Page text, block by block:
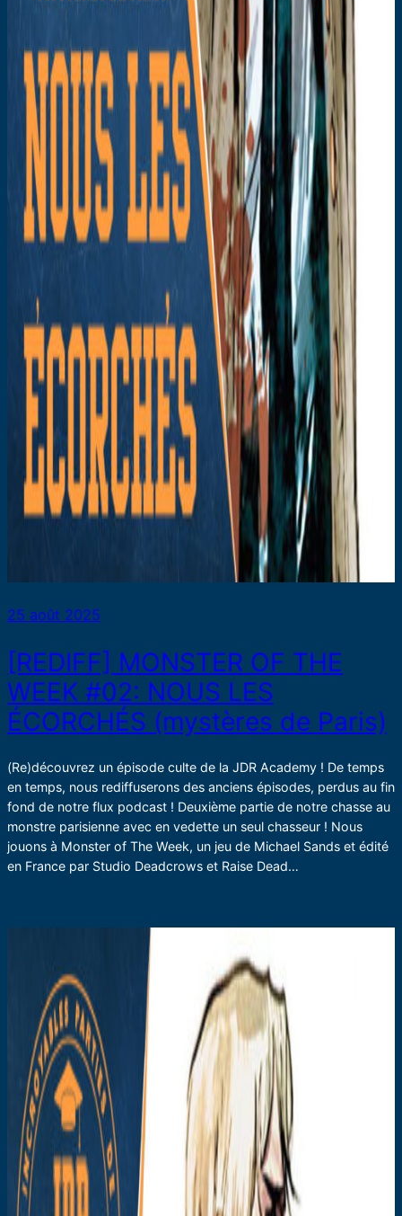
25 août 2025
[REDIFF] MONSTER OF THE
WEEK #02: NOUS LES
ÉCORCHÉS (mystères de Paris)
(Re)découvrez un épisode culte de la JDR Academy ! De temps
en temps, nous rediffuserons des anciens épisodes, perdus au fin
fond de notre flux podcast ! Deuxième partie de notre chasse au
monstre parisienne avec en vedette un seul chasseur ! Nous
jouons à Monster of The Week, un jeu de Michael Sands et édité
en France par Studio Deadcrows et Raise Dead…